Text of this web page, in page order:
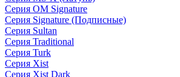
Серия OM Signature
Серия Signature (Подписные)
Серия Sultan
Серия Traditional
Серия Turk
Серия Xist
Серия Xist Dark